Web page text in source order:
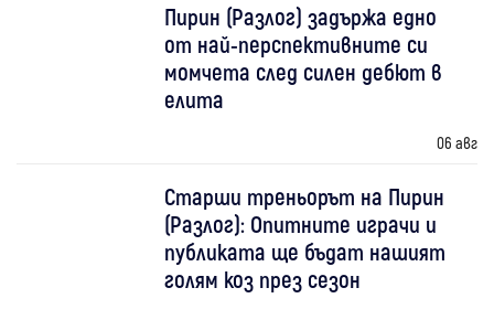
Пирин (Разлог) задържа едно
от най-перспективните си
момчета след силен дебют в
елита
06 авг
Старши треньорът на Пирин
(Разлог): Опитните играчи и
публиката ще бъдат нашият
голям коз през сезон